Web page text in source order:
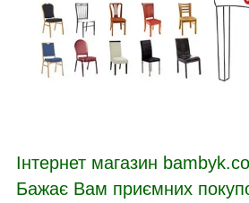
Інтернет магазин
Бажає Вам приємних